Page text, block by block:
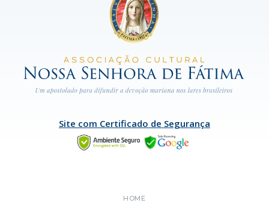
Site com Certificado de Segurança
HOME